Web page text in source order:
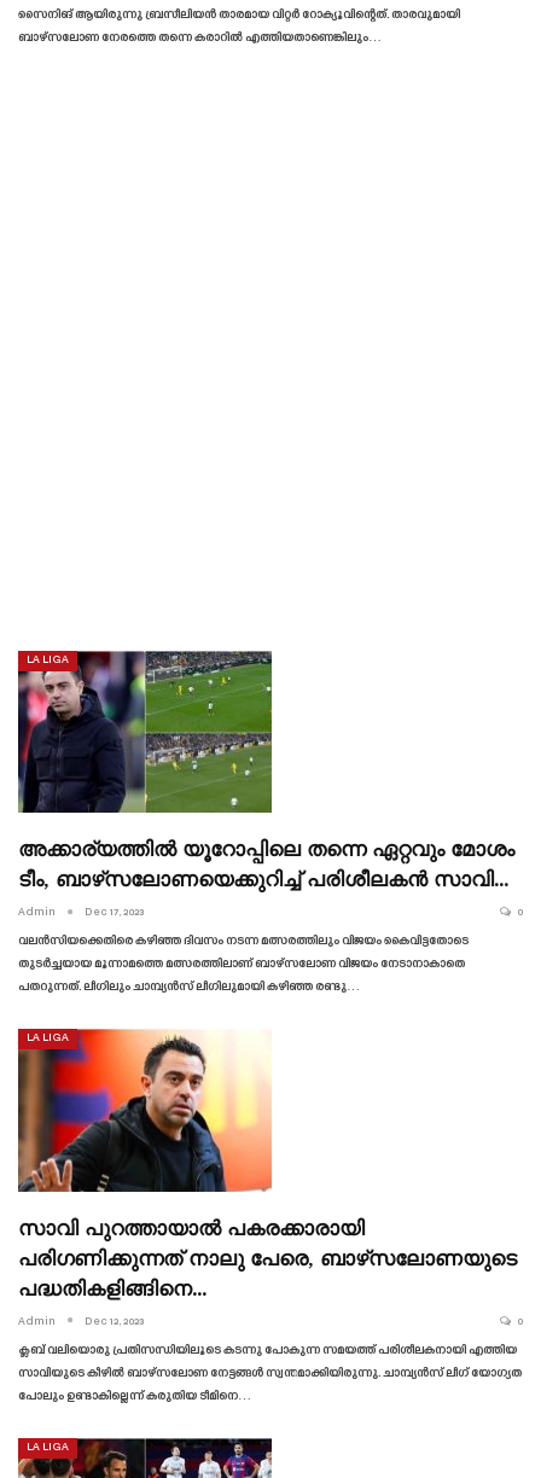
സൈനിങ്‌ ആയിരുന്നു ബ്രസീലിയൻ താരമായ വിറ്റർ റോക്യൂവിന്റെത്. താരവുമായി
ബാഴ്‌സലോണ നേരത്തെ തന്നെ കരാറിൽ എത്തിയതാണെങ്കിലും…
LA LIGA
അക്കാര്യത്തിൽ യൂറോപ്പിലെ തന്നെ ഏറ്റവും മോശം
ടീം, ബാഴ്‌സലോണയെക്കുറിച്ച് പരിശീലകൻ സാവി…
Admin Dec 17, 2023 0
വലൻസിയക്കെതിരെ കഴിഞ്ഞ ദിവസം നടന്ന മത്സരത്തിലും വിജയം കൈവിട്ടതോടെ
തുടർച്ചയായ മൂന്നാമത്തെ മത്സരത്തിലാണ് ബാഴ്‌സലോണ വിജയം നേടാനാകാതെ
പതറുന്നത്. ലീഗിലും ചാമ്പ്യൻസ് ലീഗിലുമായി കഴിഞ്ഞ രണ്ടു…
LA LIGA
സാവി പുറത്തായാൽ പകരക്കാരായി
പരിഗണിക്കുന്നത് നാലു പേരെ, ബാഴ്‌സലോണയുടെ
പദ്ധതികളിങ്ങിനെ…
Admin Dec 12, 2023 0
ക്ലബ് വലിയൊരു പ്രതിസന്ധിയിലൂടെ കടന്നു പോകുന്ന സമയത്ത് പരിശീലകനായി എത്തിയ
സാവിയുടെ കീഴിൽ ബാഴ്‌സലോണ നേട്ടങ്ങൾ സ്വന്തമാക്കിയിരുന്നു. ചാമ്പ്യൻസ് ലീഗ് യോഗ്യത
പോലും ഉണ്ടാകില്ലെന്ന് കരുതിയ ടീമിനെ…
LA LIGA